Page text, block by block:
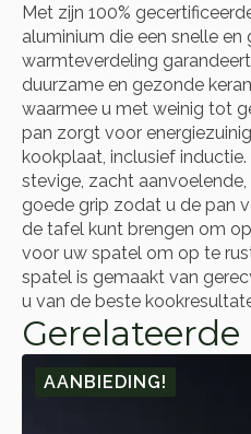
Met zijn 100%
aluminium die een snelle en
warmteverdeling
duurzame en gezonde
waarmee u met weinig tot
pan zorgt voor
kookplaat, inclusief
stevige, zacht
goede grip zodat u de pan
de tafel kunt brengen om
voor uw spatel om op te
spatel is gemaakt van
u van de beste
AANBIEDING!